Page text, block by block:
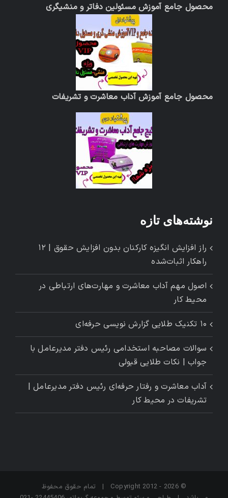
محصول جامع آموزش مسئولین دفاتر و منشیگری
محصول جامع آموزش آداب معاشرت و تشریفات
نوشته‌های تازه
راز افزایش انگیزه کارکنان بدون افزایش حقوق | ۱۲
راهکار اثبات‌شده
اصول مهم آداب معاشرت و مهارت‌های ارتباطی در
محیط کار
۱۰ تکنیک طلایی گزارش ‌نویسی حرفه‌ای
سوالات مصاحبه استخدامی رئیس دفتر مدیرعامل با
جواب | نکات طلایی قبولی
آداب معاشرت و رفتار حرفه‌ای رئیس دفتر مدیرعامل |
تشریفات در محیط کار
© Copyright 2012 -
2026 | تمام حقوق محفوظ